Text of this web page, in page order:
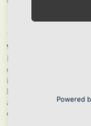
Nach oben
Warum muss mein
Die Board-
du einen Beitrag
ist auch möglich, dass
hinzugefügt hat, bei
auf der Seite sichtbar
du weitere
Powered